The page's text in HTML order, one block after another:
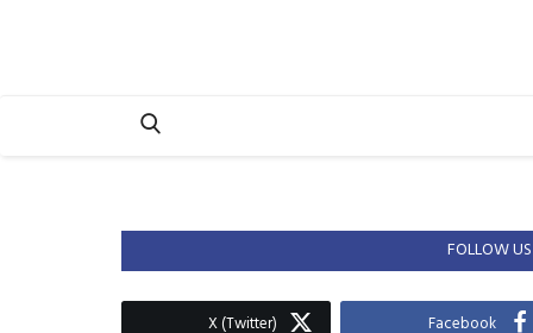
FOLLOW US
Facebook
X (Twitter)